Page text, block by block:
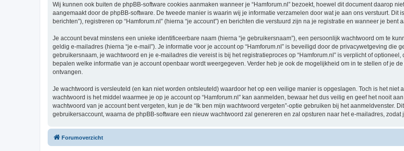
Wij kunnen ook buiten de phpBB-software cookies aanmaken wanneer je “Hamforum.nl” bezoekt, hoewel dit document daarop
aangemaakt door de phpBB-software. De tweede manier is waarin wij je informatie verzamelen door wat je aan ons verstuurt.
berichten”), registreren op “Hamforum.nl” (hierna “je account”) en berichten die verstuurd zijn na je registratie en wanneer je bent
Je account bevat minstens een unieke identificeerbare naam (hierna “je gebruikersnaam”), een persoonlijk wachtwoord om te
geldig e-mailadres (hierna “je e-mail”). Je informatie voor je account op “Hamforum.nl” is beveiligd door de privacywetgeving die
gebruikersnaam, je wachtwoord en je e-mailadres die vereist is bij het registratieproces op “Hamforum.nl” is verplicht of
bepalen welke informatie van je account openbaar wordt weergegeven. Verder heb je ook de mogelijkheid om in te stellen of je
ontvangen.
Je wachtwoord is versleuteld (en kan niet worden ontsleuteld) waardoor het op een veilige manier is opgeslagen. Toch is het
wachtwoord is het middel waarmee je op je account op “Hamforum.nl” kan aanmelden, bewaar het dus veilig en geef het nooit
wachtwoord van je account bent vergeten, kun je de “Ik ben mijn wachtwoord vergeten”-optie gebruiken bij het aanmeldvenster.
gebruikersaccount, waarna de phpBB-software een nieuw wachtwoord zal genereren en zal opsturen naar het e-mailadres, zodat
Forumoverzicht